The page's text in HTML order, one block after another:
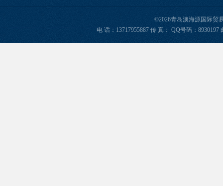
©2026青岛澳海源国际贸
电 话：13717955887 传 真： QQ号码：